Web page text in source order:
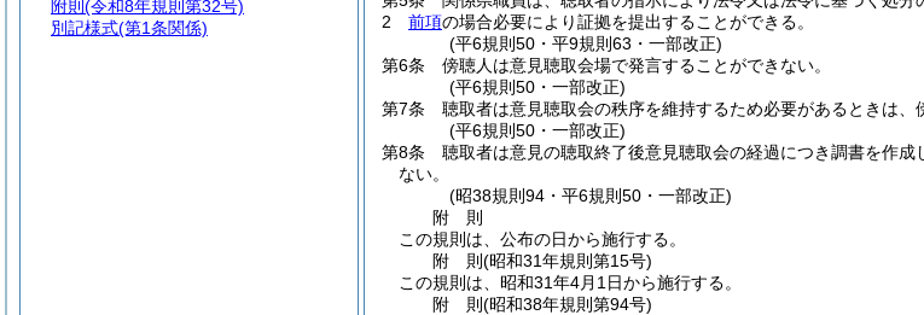
2
前項の場合必要により証拠を提出することができる。
(平6規則50・平9規則63・一部改正)
第6条
傍聴人は意見聴取会場で発言することができない。
(平6規則50・一部改正)
第7条
聴取者は意見聴取会の秩序を維持するため必要があるときは
(平6規則50・一部改正)
第8条
聴取者は意見の聴取終了後意見聴取会の経過につき調書を作
ない。
(昭38規則94・平6規則50・一部改正)
附 則
この規則は、公布の日から施行する。
附 則(昭和31年規則第15号)
この規則は、昭和31年4月1日から施行する。
附 則(昭和38年規則第94号)
附則 (令和8年規則第32号)
別記様式(第1条関係)